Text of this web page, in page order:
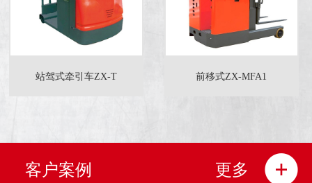
站驾式牵引车ZX-T 前移式ZX-MFA1
客户案例 更多